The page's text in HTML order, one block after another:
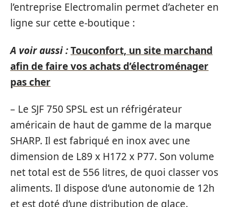
l’entreprise Electromalin permet d’acheter en
ligne sur cette e-boutique :
A voir aussi :Touconfort, un site marchand
afin de faire vos achats d’électroménager
pas cher
– Le SJF 750 SPSL est un réfrigérateur
américain de haut de gamme de la marque
SHARP. Il est fabriqué en inox avec une
dimension de L89 x H172 x P77. Son volume
net total est de 556 litres, de quoi classer vos
aliments. Il dispose d’une autonomie de 12h
et est doté d’une distribution de glace.